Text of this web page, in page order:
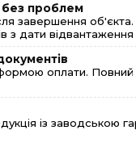
без проблем
завершення
з дати відвантаження
оплати. Повний
із заводською